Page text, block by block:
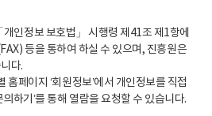
인정보 보호법」 시행령 제41조 제1항에
등을 통하여 하실 수 있으며, 진흥원은
다.
홈페이지 ‘회원정보’에서 개인정보를 직접
의하기’를 통해 열람을 요청할 수 있습니다.